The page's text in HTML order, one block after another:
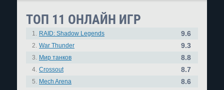
ТОП 11 ОНЛАЙН ИГР
1. RAID: Shadow Legends 9.6
2. War Thunder 9.3
3. Мир танков 8.8
4. Crossout 8.7
5. Mech Arena
8.6